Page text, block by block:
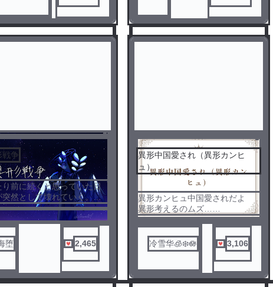
な世界に突如現れた｢異形｣
。
外の戦力を持つ異形たち
無惨に惨殺されていく住民
事項
意図なし
ラー
りの流血・暴力表現(内臓露
)
タ
お楽しみください。この美
酷な物語を。
4
戦争
り前に続くと思っていた日
突然として壊れていく。
まともな奴はどこにいるの
自分は最後までまともでい
のか。
組織達は一体何が目的なの
の歴史はハッピーエンドで
れるのか_____
作品には政治的意図・戦
堕 2,465
異形中国愛され（異形カンヒ
ュ）
異形カンヒュ中国愛されだよ
異形考えるのムズ…
更新少ないかもしれない…（異
形姿を覚えないといけないか
ら）冷雪华🧊❄️🪷 3,106